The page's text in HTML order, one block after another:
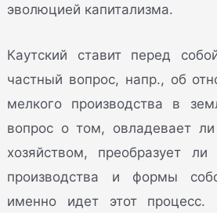
эволюцией капитализма.
Каутский ставит перед
частный вопрос, напр., об
мелкого производства в
вопрос о том, овладевает ли
хозяйством, преобразует
производства и формы
именно идет этот процесс.